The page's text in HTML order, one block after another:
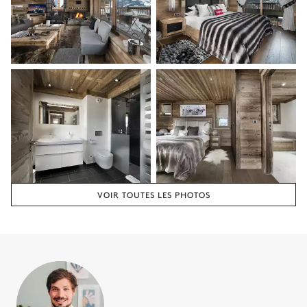
Chambre 2 salle de bain
Attenante
Vasque simple
Douche à l'italienne
WC
Chambre 3
Vue sur les montagnes
Chambre 3 salle de bain
Attenante
VOIR TOUTES LES PHOTOS